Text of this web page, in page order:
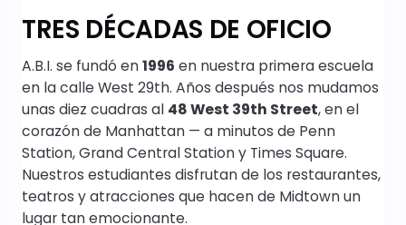
TRES DÉCADAS DE OFICIO
A.B.I. se fundó en1996 en nuestra primera escuela
en la calle West 29th. Años después nos mudamos
unas diez cuadras al 48 West 39th Street, en el
corazón de Manhattan — a minutos de Penn
Station, Grand Central Station y Times Square.
Nuestros estudiantes disfrutan de los restaurantes,
teatros y atracciones que hacen de Midtown un
lugar tan emocionante.